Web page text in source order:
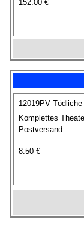
152.00 €
12019PV
Komplettes
Postversand.
8.50 €